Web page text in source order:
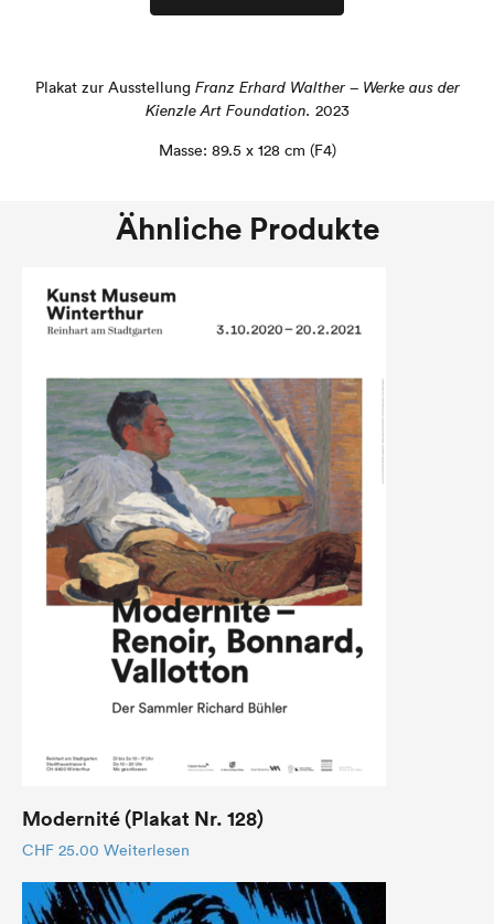
Plakat zur Ausstellung Franz Erhard Walther – Werke aus der
Kienzle Art Foundation. 2023
Masse: 89.5 x 128 cm (F4)
Ähnliche Produkte
Modernité (Plakat Nr. 128)
CHF 25.00 Weiterlesen